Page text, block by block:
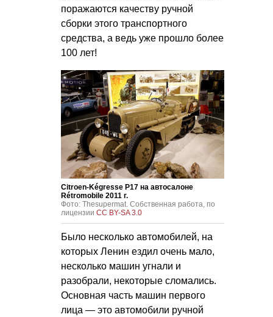
поражаются качеству ручной
сборки этого транспортного
средства, а ведь уже прошло более
100 лет!
Citroen-Kégresse P17 на автосалоне
Rétromobile 2011 г.
Фото: Thesupermat. Собственная работа, по
лицензии CC BY-SA 3.0
Было несколько автомобилей, на
которых Ленин ездил очень мало,
несколько машин угнали и
разобрали, некоторые сломались.
Основная часть машин первого
лица — это автомобили ручной